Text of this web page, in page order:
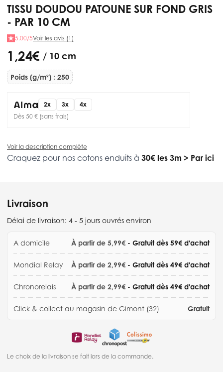
TISSU DOUDOU PATOUNE SUR FOND GRIS
- PAR 10 CM
5.00/5Voir les avis (1)
1,24 € / 10 cm
Poids (g/m²) : 250
2x 3x
4x
Dès 50 € (sans frais)
Voir la description complète
Craquez pour nos cotons enduits à 30€ les 3m > Par ici
Livraison
Délai de livraison: 4 - 5 jours ouvrés environ
A domicile À partir de 5,99€ - Gratuit dès 59€ d'achat
Mondial Relay À partir de 2,99€ - Gratuit dès 49€ d'achat
Chronorelais À partir de 2,99€ - Gratuit dès 49€ d'achat
Click & collect au magasin de Gimont (32) Gratuit
Le choix de la livraison se fait lors de la commande.